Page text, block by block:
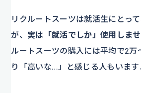
リクルートスーツは就活生にとっ
が、 実は「就活でしか」使用しま
ルートスーツの購入には平均で2万
り「高いな…」と感じる人もいます